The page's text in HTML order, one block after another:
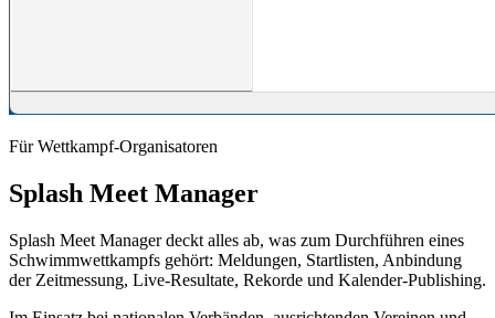
Für Wettkampf-Organisatoren
Splash Meet Manager
Splash Meet Manager deckt alles ab, was zum Durchführen eines
Schwimmwettkampfs gehört: Meldungen, Startlisten, Anbindung
der Zeitmessung, Live-Resultate, Rekorde und Kalender-Publishing.